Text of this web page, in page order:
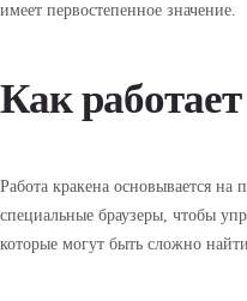
имеет первостепенное значение.
Как
Работа кракена основывается
специальные браузеры, чтобы
которые могут быть сложно